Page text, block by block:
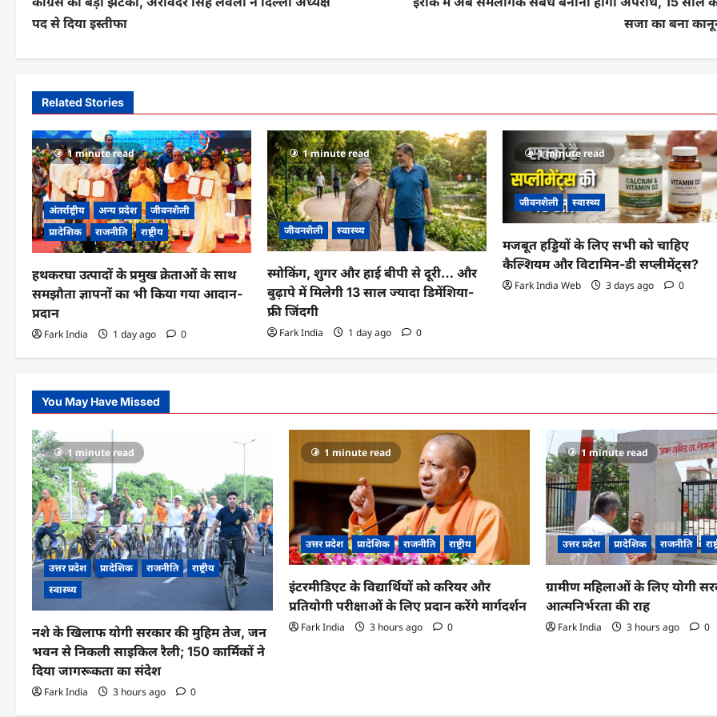
o
n
a
v
i
g
a
t
i
o
n
पद से दिया इस्तीफा
सजा का बना
Related Stories
1 minute read
अंतर्राष्ट्रीय अन्य प्रदेश
जीवनशैली
प्रादेशिक
राजनीति राष्ट्रीय
हथकरघा उत्पादों के प्रमुख क्रेताओं के साथ
समझौता ज्ञापनों का भी किया गया आदान-
प्रदान
Fark India 1 day ago 0
1 minute read
जीवनशैली स्वास्थ्य
स्मोकिंग, शुगर और हाई बीपी से दूरी… और
बुढ़ापे में मिलेगी 13 साल ज्यादा डिमेंशिया-
फ्री जिंदगी
Fark India 1 day ago 0
1 minute read
जीवनशैली स्वास्थ्य
मजबूत हड्डियों के लिए सभी को चाहिए
कैल्शियम और विटामिन-डी सप्लीमेंट्स?
Fark India Web 3 days ago 0
You May Have Missed
1 minute read
उत्तर प्रदेश प्रादेशिक राजनीति
राष्ट्रीय
स्वास्थ्य
नशे के खिलाफ योगी सरकार की मुहिम तेज, जन
भवन से निकली साइकिल रैली; 150 कार्मिकों ने
दिया जागरूकता का संदेश
Fark India 3 hours ago 0
1 minute read
उत्तर प्रदेश प्रादेशिक राजनीति राष्ट्रीय
इंटरमीडिएट के विद्यार्थियों को करियर और
प्रतियोगी परीक्षाओं के लिए प्रदान करेंगे मार्गदर्शन
Fark India 3 hours ago 0
1 minute read
उत्तर प्रदेश प्रादेशिक राजनीति
ग्रामीण महिलाओं के लिए योगी
आत्मनिर्भरता की राह
Fark India 3 hours ago 0